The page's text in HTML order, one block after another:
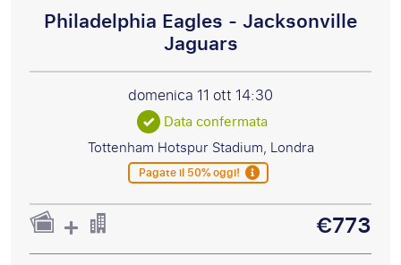
Philadelphia Eagles - Jacksonville
Jaguars
domenica 11 ott 14:30
Data confermata
Tottenham Hotspur Stadium, Londra
Pagate il 50% oggi!
€773